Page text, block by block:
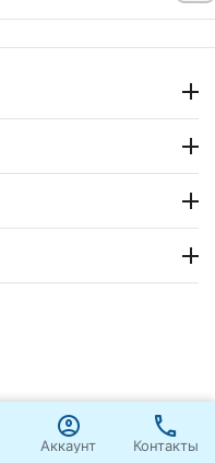
Аккаунт Контакты